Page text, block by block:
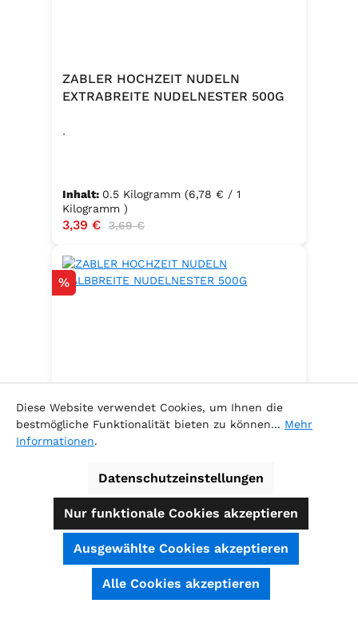
ZABLER HOCHZEIT NUDELN
EXTRABREITE NUDELNESTER 500G
.
Inhalt: 0.5 Kilogramm (6,78 € / 1
Kilogramm )
Verkaufspreis:
3,39 € Regulärer Preis:
3,69 €
Rabatt
%
HALBBREITE NUDELNESTER 500G
.
Kilogramm )
Verkaufspreis:
Regulärer Preis:
Diese Website verwendet Cookies, um Ihnen die
bestmögliche Funktionalität bieten zu können... Mehr
Informationen.
Datenschutzeinstellungen
Nur funktionale Cookies akzeptieren
Ausgewählte Cookies akzeptieren
Alle Cookies akzeptieren
SEHR GUT (4.74 / 5)
Bewertungen bei: shopauskunft.de, ausgezeichnet.org, shopvote.de ⓘ
Informationen zur Echtheit der Bewertungen